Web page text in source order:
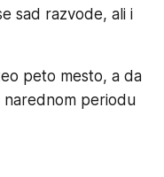
sad razvode, ali i
peto mesto, a da
narednom periodu